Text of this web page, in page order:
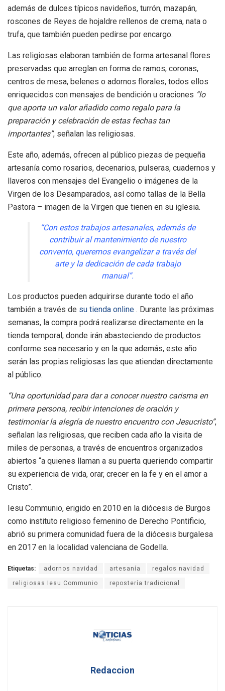
además de dulces típicos navideños, turrón, mazapán,
roscones de Reyes de hojaldre rellenos de crema, nata o
trufa, que también pueden pedirse por encargo.
Las religiosas elaboran también de forma artesanal flores
preservadas que arreglan en forma de ramos, coronas,
centros de mesa, belenes o adornos florales, todos ellos
enriquecidos con mensajes de bendición u oraciones “lo
que aporta un valor añadido como regalo para la
preparación y celebración de estas fechas tan
importantes”, señalan las religiosas.
Este año, además, ofrecen al público piezas de pequeña
artesanía como rosarios, decenarios, pulseras, cuadernos y
llaveros con mensajes del Evangelio o imágenes de la
Virgen de los Desamparados, así como tallas de la Bella
Pastora – imagen de la Virgen que tienen en su iglesia.
“Con estos trabajos artesanales, además de
contribuir al mantenimiento de nuestro
convento, queremos evangelizar a través del
arte y la dedicación de cada trabajo
manual”.
Los productos pueden adquirirse durante todo el año
también a través de su tienda online . Durante las próximas
semanas, la compra podrá realizarse directamente en la
tienda temporal, donde irán abasteciendo de productos
conforme sea necesario y en la que además, este año
serán las propias religiosas las que atiendan directamente
al público.
“Una oportunidad para dar a conocer nuestro carisma en
primera persona, recibir intenciones de oración y
testimoniar la alegría de nuestro encuentro con Jesucristo”,
señalan las religiosas, que reciben cada año la visita de
miles de personas, a través de encuentros organizados
abiertos “a quienes llaman a su puerta queriendo compartir
su experiencia de vida, orar, crecer en la fe y en el amor a
Cristo”.
Iesu Communio, erigido en 2010 en la diócesis de Burgos
como instituto religioso femenino de Derecho Pontificio,
abrió su primera comunidad fuera de la diócesis burgalesa
en 2017 en la localidad valenciana de Godella.
Etiquetas: adornos navidad artesanía regalos navidad
religiosas Iesu Communio repostería tradicional
Redaccion